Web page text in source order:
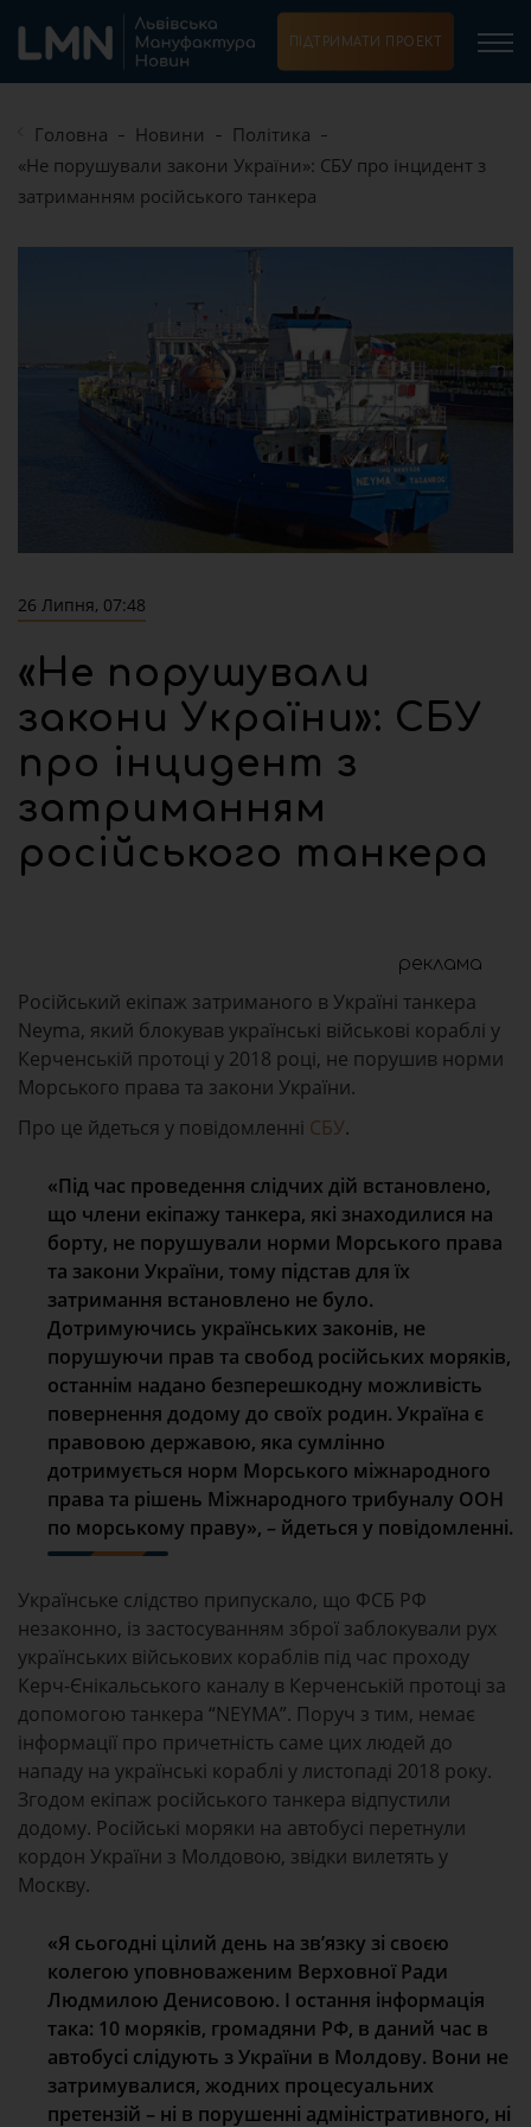
ПІДТРИМАТИ ПРОЕКТ
Головна Новини
Політика
«Не порушували закони України»: СБУ про інцидент з
затриманням російського танкера
26 Липня, 07:48
«Не порушували
закони України»: СБУ
про інцидент з
затриманням
російського танкера
реклама
Російський екіпаж затриманого в Україні танкера
Neyma, який блокував українські військові кораблі у
Керченській протоці у 2018 році, не порушив норми
Морського права та закони України.
Про це йдеться у повідомленні СБУ.
«Під час проведення слідчих дій встановлено,
що члени екіпажу танкера, які знаходилися на
борту, не порушували норми Морського права
та закони України, тому підстав для їх
затримання встановлено не було.
Дотримуючись українських законів, не
порушуючи прав та свобод російських моряків,
останнім надано безперешкодну можливість
повернення додому до своїх родин. Україна є
правовою державою, яка сумлінно
дотримується норм Морського міжнародного
права та рішень Міжнародного трибуналу ООН
по морському праву», – йдеться у повідомленні.
Українське слідство припускало, що ФСБ РФ
незаконно, із застосуванням зброї заблокували рух
українських військових кораблів під час проходу
Керч-Єнікальського каналу в Керченській протоці за
допомогою танкера “NEYMA”. Поруч з тим, немає
інформації про причетність саме цих людей до
нападу на українські кораблі у листопаді 2018 року.
Згодом екіпаж російського танкера відпустили
додому. Російські моряки на автобусі перетнули
кордон України з Молдовою, звідки вилетять у
Москву.
«Я сьогодні цілий день на зв’язку зі своєю
колегою уповноваженим Верховної Ради
Людмилою Денисовою. І остання інформація
така: 10 моряків, громадяни РФ, в даний час в
автобусі слідують з України в Молдову. Вони не
затримувалися, жодних процесуальних
претензій – ні в порушенні адміністративного, ні